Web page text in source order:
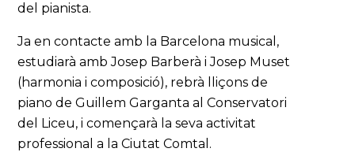
del pianista.
Ja en contacte amb la Barcelona musical,
estudiarà amb Josep Barberà i Josep Muset
(harmonia i composició), rebrà lliçons de
piano de Guillem Garganta al Conservatori
del Liceu, i començarà la seva activitat
professional a la Ciutat Comtal.